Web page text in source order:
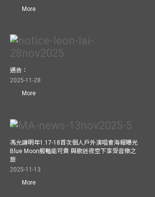
More
通告：
2025-11-28
More
馮允謙明年1.17-18首次個人戶外演唱會海報曝光
Blue Moon般難能可貴 與歌迷夜空下享受音樂之
旅
2025-11-13
More